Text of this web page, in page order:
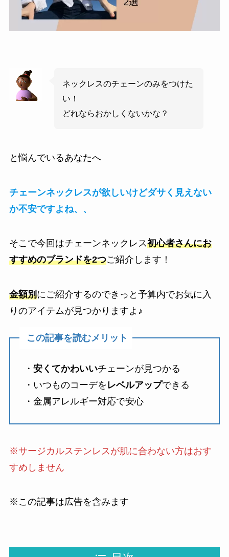
ネックレスのチェーンのみをつけた
い！
どれならおかしくないかな？
と悩んでいるあなたへ
チェーンネックレスが欲しいけどダサく見えない
か不安ですよね、、
そこで今回はチェーンネックレス初心者さんにお
すすめのブランドを2つご紹介します！
金額別にご紹介するのできっと予算内でお気に入
りのアイテムが見つかりますよ♪
この記事を読むメリット
・ 安くてかわいいチェーンが見つかる
・いつものコーデを レベルアップできる
・金属アレルギー対応で安心
※サージカルステンレスが肌に合わない方はおす
すめしません
※この記事は広告を含みます